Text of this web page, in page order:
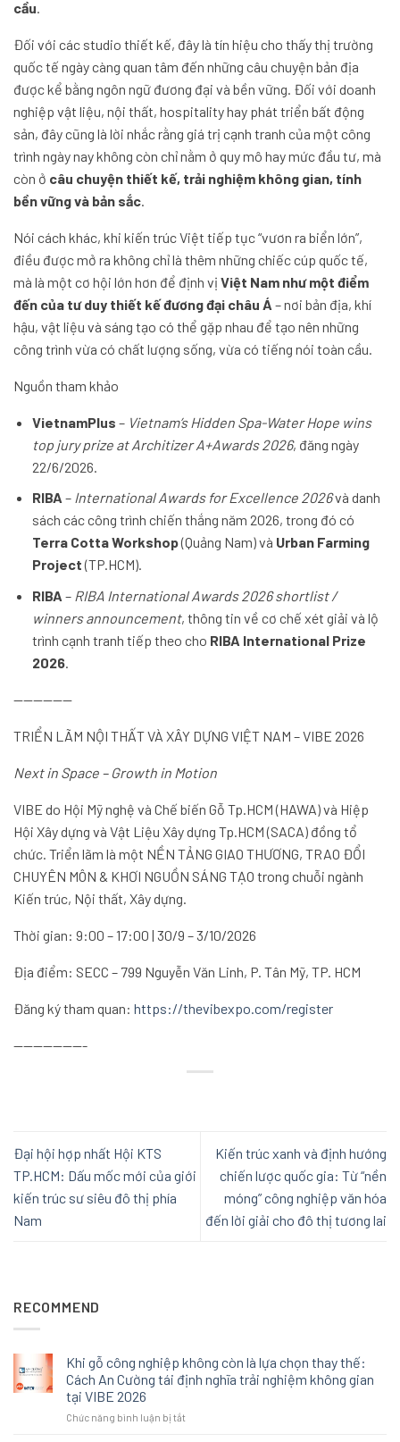
cầu
Đối với các studio thiết kế, đây là tín hiệu cho thấy thị trường
quốc tế ngày càng quan tâm đến những câu chuyện bản địa
được kể bằng ngôn ngữ đương đại và bền vững. Đối với doanh
nghiệp vật liệu, nội thất, hospitality hay phát triển bất động
sản, đây cũng là lời nhắc rằng giá trị cạnh tranh của một công
trình ngày nay không còn chỉ nằm ở quy mô hay mức đầu tư, mà
còn ở câu chuyện thiết kế, trải nghiệm không gian, tính
bền vững và bản sắc
Nói cách khác, khi kiến trúc Việt tiếp tục “vươn ra biển lớn”,
điều được mở ra không chỉ là thêm những chiếc cúp quốc tế,
mà là một cơ hội lớn hơn để định vị Việt Nam như một điểm
đến của tư duy thiết kế đương đại châu Á – nơi bản địa, khí
hậu, vật liệu và sáng tạo có thể gặp nhau để tạo nên những
công trình vừa có chất lượng sống, vừa có tiếng nói toàn cầu.
Nguồn tham khảo
VietnamPlus – Vietnam’s Hidden Spa-Water Hope wins
top jury prize at Architizer A+Awards 2026, đăng ngày
22/6/2026.
RIBA – International Awards for Excellence 2026và danh
sách các công trình chiến thắng năm 2026, trong đó có
Terra Cotta Workshop(Quảng Nam) và Urban Farming
Project(TP.HCM).
RIBA – RIBA International Awards 2026 shortlist /
winners announcement, thông tin về cơ chế xét giải và lộ
trình cạnh tranh tiếp theo cho RIBA International Prize
2026.
——————
TRIỂN LÃM NỘI THẤT VÀ XÂY DỰNG VIỆT NAM – VIBE 2026
Next in Space – Growth in Motion
VIBE do Hội Mỹ nghệ và Chế biến Gỗ Tp.HCM (HAWA) và Hiệp
Hội Xây dựng và Vật Liệu Xây dựng Tp.HCM (SACA) đồng tổ
chức. Triển lãm là một NỀN TẢNG GIAO THƯƠNG, TRAO ĐỔI
CHUYÊN MÔN & KHƠI NGUỒN SÁNG TẠO trong chuỗi ngành
Kiến trúc, Nội thất, Xây dựng.
Thời gian: 9:00 – 17:00 | 30/9 – 3/10/2026
Địa điểm: SECC – 799 Nguyễn Văn Linh, P. Tân Mỹ, TP. HCM
Đăng ký tham quan: https://thevibexpo.com/register
———————-
Đại hội hợp nhất Hội KTS
TP.HCM: Dấu mốc mới của giới
kiến trúc sư siêu đô thị phía
Nam
Kiến trúc xanh và định hướng
chiến lược quốc gia: Từ “nền
móng” công nghiệp văn hóa
đến lời giải cho đô thị tương lai
RECOMMEND
Khi gỗ công nghiệp không còn là lựa chọn thay thế:
Cách An Cường tái định nghĩa trải nghiệm không gian
tại VIBE 2026
Chức năng bình luận bị tắtở